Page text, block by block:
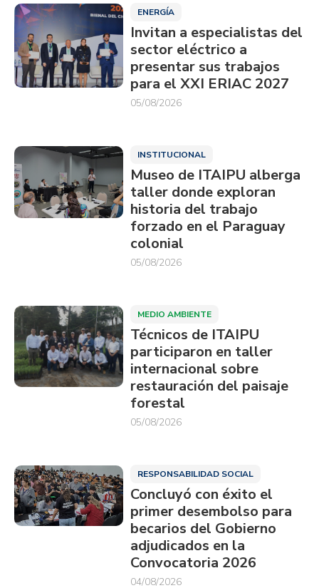
ENERGÍA
Invitan a especialistas del
sector eléctrico a
presentar sus trabajos
para el XXI ERIAC 2027
05/08/2026
INSTITUCIONAL
Museo de ITAIPU alberga
taller donde exploran
historia del trabajo
forzado en el Paraguay
colonial
05/08/2026
MEDIO AMBIENTE
Técnicos de ITAIPU
participaron en taller
internacional sobre
restauración del paisaje
forestal
05/08/2026
RESPONSABILIDAD SOCIAL
Concluyó con éxito el
primer desembolso para
becarios del Gobierno
adjudicados en la
Convocatoria 2026
04/08/2026